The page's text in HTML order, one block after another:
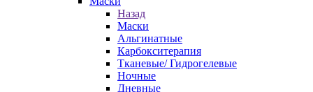
Назад
Маски
Альгинатные
Карбокситерапия
Тканевые/ Гидрогелевые
Ночные
Дневные